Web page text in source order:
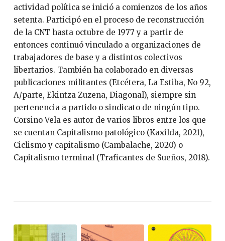
actividad política se inició a comienzos de los años
setenta. Participó en el proceso de reconstrucción
de la CNT hasta octubre de 1977 y a partir de
entonces continuó vinculado a organizaciones de
trabajadores de base y a distintos colectivos
libertarios. También ha colaborado en diversas
publicaciones militantes (Etcétera, La Estiba, No 92,
A/parte, Ekintza Zuzena, Diagonal), siempre sin
pertenencia a partido o sindicato de ningún tipo.
Corsino Vela es autor de varios libros entre los que
se cuentan Capitalismo patológico (Kaxilda, 2021),
Ciclismo y capitalismo (Cambalache, 2020) o
Capitalismo terminal (Traficantes de Sueños, 2018).